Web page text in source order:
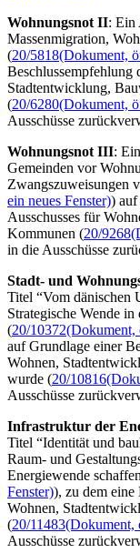
Wohnungsnot II: Ein
Massenmigration,
(20/5818(Dokument,
Beschlussempfehlung
Stadtentwicklung,
(20/6280(Dokument,
Ausschüsse
Wohnungsnot III: E
Gemeinden vor
Zwangszuweisungen
ein neues Fenster)) auf
Ausschusses für
Kommunen (20/9268
in die Ausschüsse
Stadt- und
Titel “Vom dänischen
Strategische Wende
(20/10372(Dokument,
auf Grundlage einer
Wohnen,
wurde (20/10816
Ausschüsse
Infrastruktur der
Titel “Identität und
Raum- und
Energiewende
Fenster)), zu dem eine
Wohnen,
(20/11483(Dokument,
Ausschüsse